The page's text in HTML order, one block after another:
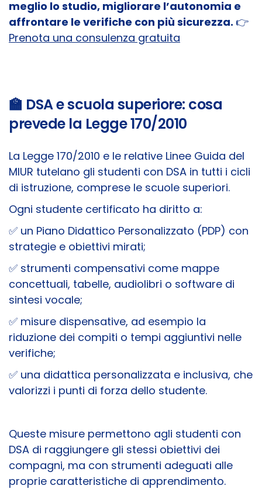
meglio lo studio, migliorare l’autonomia e
affrontare le verifiche con più sicurezza. 👉
Prenota una consulenza gratuita
🏫 DSA e scuola superiore: cosa
prevede la Legge 170/2010
La Legge 170/2010 e le relative Linee Guida del
MIUR tutelano gli studenti con DSA in tutti i cicli
di istruzione, comprese le scuole superiori.
Ogni studente certificato ha diritto a:
✅ un Piano Didattico Personalizzato (PDP) con
strategie e obiettivi mirati;
✅ strumenti compensativi come mappe
concettuali, tabelle, audiolibri o software di
sintesi vocale;
✅ misure dispensative, ad esempio la
riduzione dei compiti o tempi aggiuntivi nelle
verifiche;
✅ una didattica personalizzata e inclusiva, che
valorizzi i punti di forza dello studente.
Queste misure permettono agli studenti con
DSA di raggiungere gli stessi obiettivi dei
compagni, ma con strumenti adeguati alle
proprie caratteristiche di apprendimento.